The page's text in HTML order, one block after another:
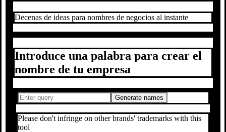
Decenas de ideas para nombres de negocios al instante
Introduce una palabra para crear el
nombre de tu empresa
Generate names
Please don't infringe on other brands' trademarks with this
tool